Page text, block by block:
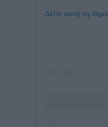
Δείτε αυτή τη